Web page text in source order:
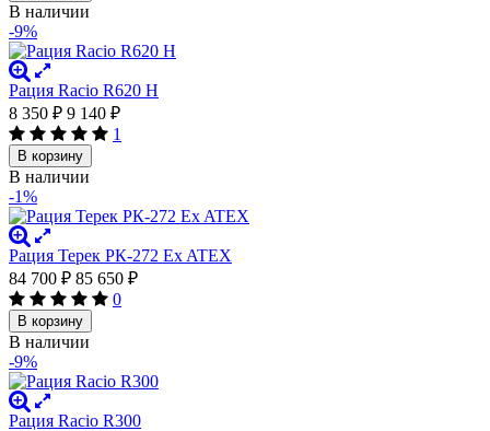
В наличии
-9%
Рация Racio R620 H
8 350 ₽ 9 140 ₽
1
В корзину
В наличии
-1%
Рация Терек РК-272 Ex ATEX
84 700 ₽ 85 650 ₽
0
В корзину
В наличии
-9%
Рация Racio R300